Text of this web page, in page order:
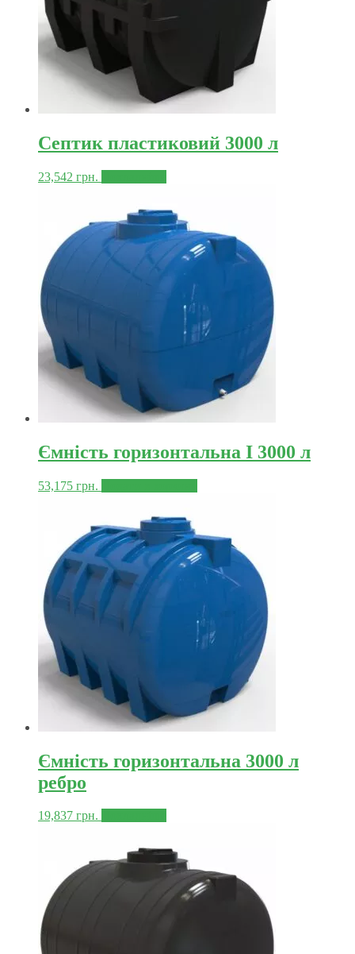
Септик пластиковий 3000 л
23,542 грн.
Ємність горизонтальна I 3000 л
53,175 грн.
Ємність горизонтальна 3000 л
ребро
19,837 грн.